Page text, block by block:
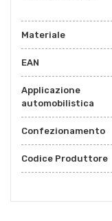
Materiale
EAN
Applicazione
automobilistica
Confezionamento
Codice Produttore